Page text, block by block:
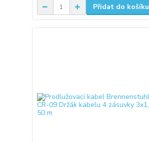
Přidat do košíku